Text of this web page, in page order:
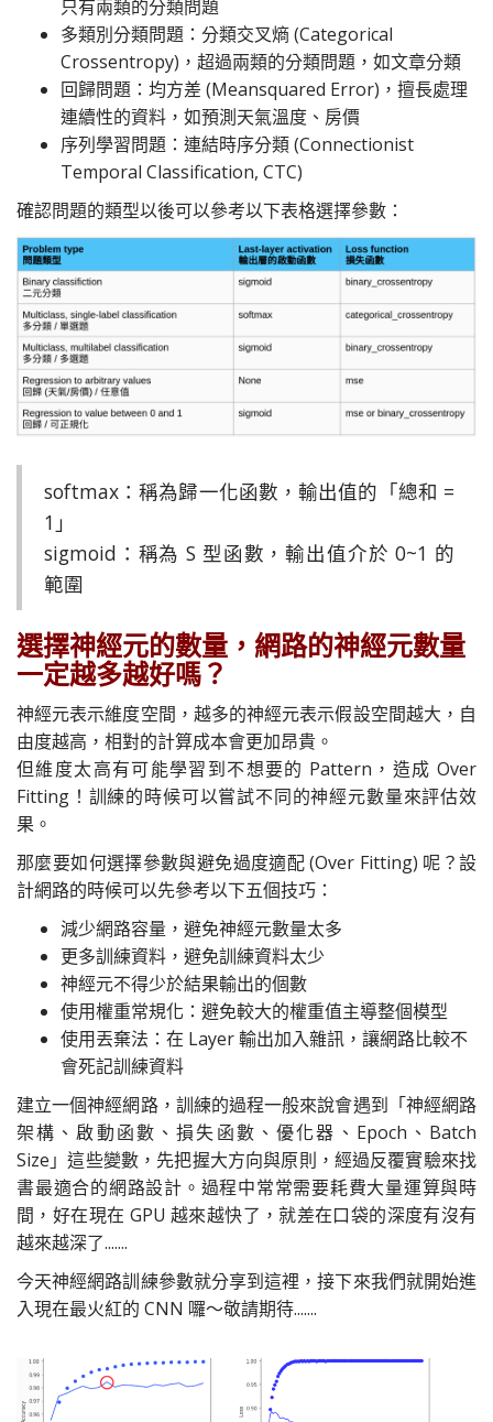
只有兩類的分類問題
多類別分類問題：分類交叉熵 (Categorical
Crossentropy)，超過兩類的分類問題，如文章分類
回歸問題：均方差 (Meansquared Error)，擅長處理
連續性的資料，如預測天氣溫度、房價
序列學習問題：連結時序分類 (Connectionist
Temporal Classification, CTC)
確認問題的類型以後可以參考以下表格選擇參數：
softmax：稱為歸一化函數，輸出值的「總和 =
1」
sigmoid：稱為 S 型函數，輸出值介於 0~1 的
範圍
選擇神經元的數量，網路的神經元數量
一定越多越好嗎？
神經元表示維度空間，越多的神經元表示假設空間越大，自
由度越高，相對的計算成本會更加昂貴。
但維度太高有可能學習到不想要的 Pattern，造成 Over
Fitting！訓練的時候可以嘗試不同的神經元數量來評估效
果。
那麼要如何選擇參數與避免過度適配 (Over Fitting) 呢？設
計網路的時候可以先參考以下五個技巧：
減少網路容量，避免神經元數量太多
更多訓練資料，避免訓練資料太少
神經元不得少於結果輸出的個數
使用權重常規化：避免較大的權重值主導整個模型
使用丟棄法：在 Layer 輸出加入雜訊，讓網路比較不
會死記訓練資料
建立一個神經網路，訓練的過程一般來說會遇到「神經網路
架構、啟動函數、損失函數、優化器、Epoch、Batch
Size」這些變數，先把握大方向與原則，經過反覆實驗來找
書最適合的網路設計。過程中常常需要耗費大量運算與時
間，好在現在 GPU 越來越快了，就差在口袋的深度有沒有
越來越深了.......
今天神經網路訓練參數就分享到這裡，接下來我們就開始進
入現在最火紅的 CNN 囉～敬請期待.......